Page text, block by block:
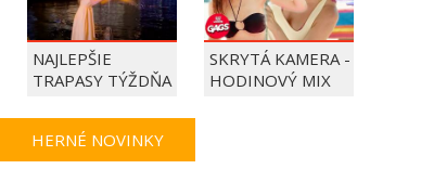
NAJLEPŠIE
TRAPASY TÝŽDŇA
SKRYTÁ KAMERA -
HODINOVÝ MIX
HERNÉ NOVINKY